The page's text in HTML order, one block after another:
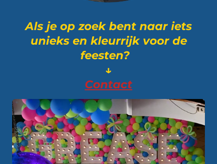
Als je op zoek bent naar iets
unieks en kleurrijk voor de
feesten?
↓
Contact